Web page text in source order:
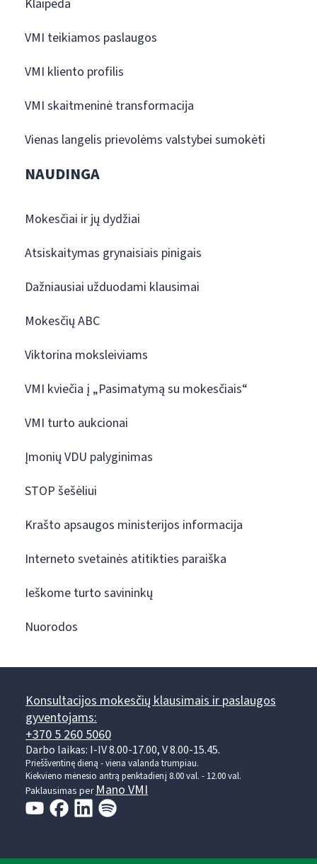
Klaipėda
VMI teikiamos paslaugos
VMI kliento profilis
VMI skaitmeninė transformacija
Vienas langelis prievolėms valstybei sumokėti
NAUDINGA
Mokesčiai ir jų dydžiai
Atsiskaitymas grynaisiais pinigais
Dažniausiai užduodami klausimai
Mokesčių ABC
Viktorina moksleiviams
VMI kviečia į „Pasimatymą su mokesčiais“
VMI turto aukcionai
Įmonių VDU palyginimas
STOP šešėliui
Krašto apsaugos ministerijos informacija
Interneto svetainės atitikties paraiška
Ieškome turto savininkų
Nuorodos
Konsultacijos mokesčių klausimais ir paslaugos
gyventojams:
+370 5 260 5060
Darbo laikas: I-IV 8.00-17.00, V 8.00-15.45.
Prieššventinę dieną - viena valanda trumpiau.
Kiekvieno mėnesio antrą penktadienį 8.00 val. - 12.00 val.
Paklausimas perMano VMI